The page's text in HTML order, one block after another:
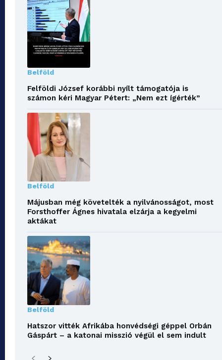
Belföld
Felföldi József korábbi nyílt támogatója is
számon kéri Magyar Pétert: „Nem ezt ígérték”
Belföld
Májusban még követelték a nyilvánosságot, most
Forsthoffer Ágnes hivatala elzárja a kegyelmi
aktákat
Belföld
Hatszor vitték Afrikába honvédségi géppel Orbán
Gáspárt – a katonai misszió végül el sem indult